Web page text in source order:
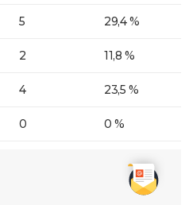
5 29,4 %
2 11,8 %
4 23,5 %
0 0 %